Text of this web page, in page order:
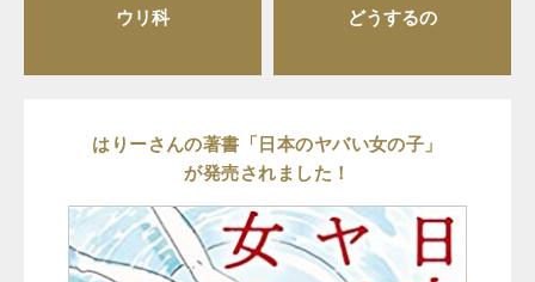
ウリ科
どうするの
はりーさんの著書「日本のヤバい女の子」
が発売されました！